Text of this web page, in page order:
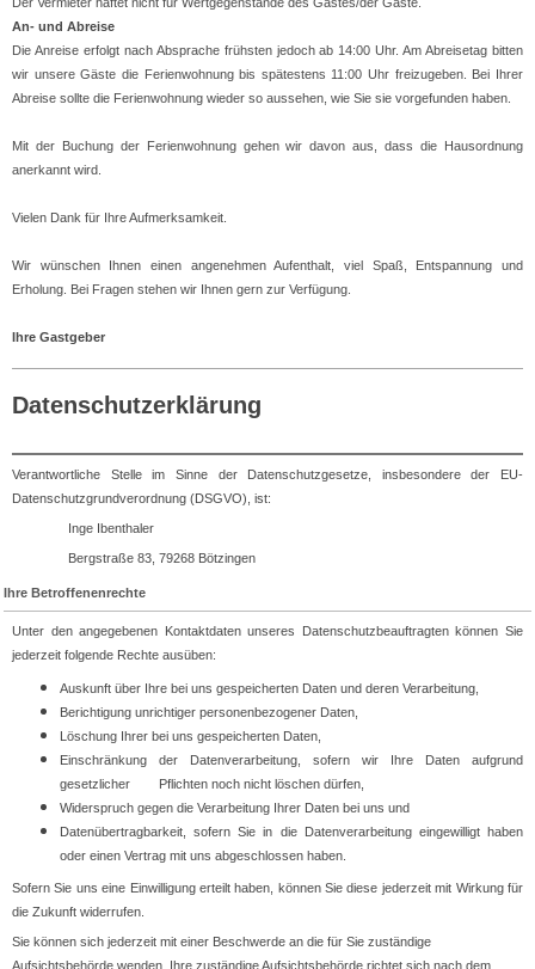
An- und Abreise
Die Anreise erfolgt nach Absprache frühsten jedoch ab 14:00 Uhr. Am Abreisetag bitten
wir unsere Gäste die Ferienwohnung bis spätestens 11:00 Uhr freizugeben. Bei Ihrer
Abreise sollte die Ferienwohnung wieder so aussehen, wie Sie sie vorgefunden haben.
Mit der Buchung der Ferienwohnung gehen wir davon aus, dass die Hausordnung
anerkannt wird.
Vielen Dank für Ihre Aufmerksamkeit.
Wir wünschen Ihnen einen angenehmen Aufenthalt, viel Spaß, Entspannung und
Erholung. Bei Fragen stehen wir Ihnen gern zur Verfügung.
Ihre Gastgeber
Datenschutzerklärung
Verantwortliche Stelle im Sinne der Datenschutzgesetze, insbesondere der EU-
Datenschutzgrundverordnung (DSGVO), ist:
Inge Ibenthaler
Bergstraße 83, 79268 Bötzingen
Ihre Betroffenenrechte
Unter den angegebenen Kontaktdaten unseres Datenschutzbeauftragten können Sie
jederzeit folgende Rechte ausüben:
Auskunft über Ihre bei uns gespeicherten Daten und deren Verarbeitung,
Berichtigung unrichtiger personenbezogener Daten,
Löschung Ihrer bei uns gespeicherten Daten,
Einschränkung der Datenverarbeitung, sofern wir Ihre Daten aufgrund
gesetzlicher Pflichten noch nicht löschen dürfen,
Widerspruch gegen die Verarbeitung Ihrer Daten bei uns und
Datenübertragbarkeit, sofern Sie in die Datenverarbeitung eingewilligt haben
oder einen Vertrag mit uns abgeschlossen haben.
Sofern Sie uns eine Einwilligung erteilt haben, können Sie diese jederzeit mit Wirkung für
die Zukunft widerrufen.
Sie können sich jederzeit mit einer Beschwerde an die für Sie zuständige
Aufsichtsbehörde wenden. Ihre zuständige Aufsichtsbehörde richtet sich nach dem